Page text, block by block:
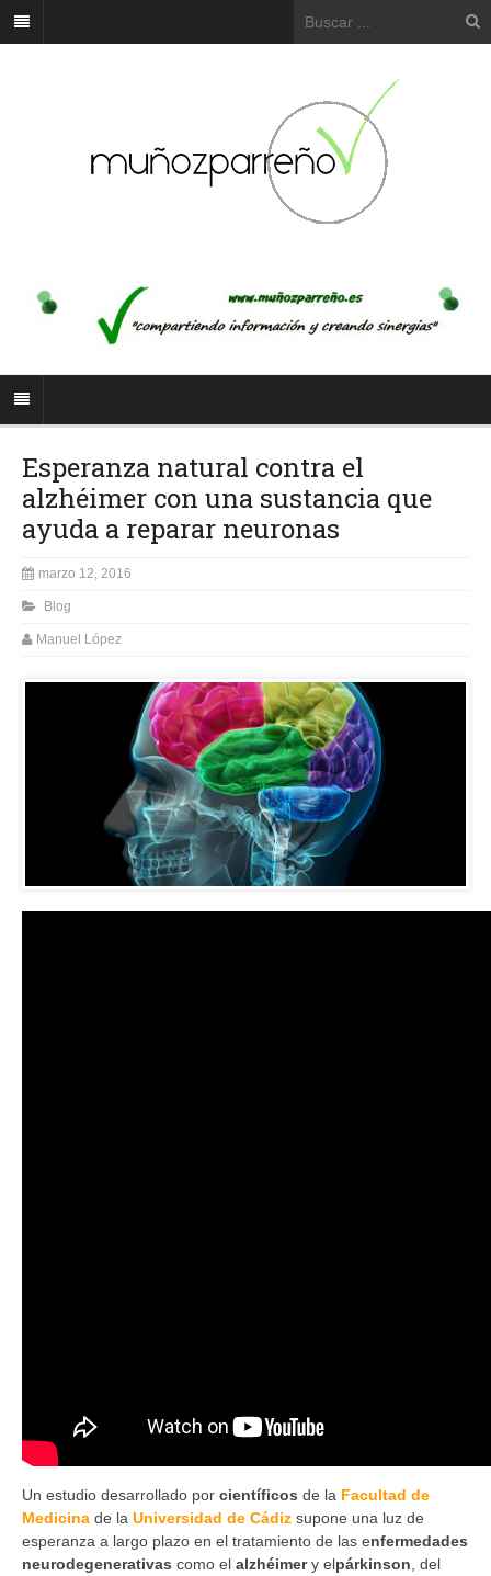
Esperanza natural contra el
alzhéimer con una sustancia que
ayuda a reparar neuronas
marzo 12, 2016
Blog
Manuel López
Un estudio desarrollado por científicos de la Facultad de
Medicina de la Universidad de Cádiz supone una luz de
esperanza a largo plazo en el tratamiento de las enfermedades
neurodegenerativas como el alzhéimery elpárkinson , del